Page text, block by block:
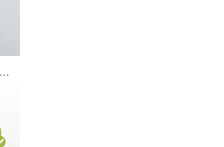
Verktøy for tappeanlegg, 7 i 1